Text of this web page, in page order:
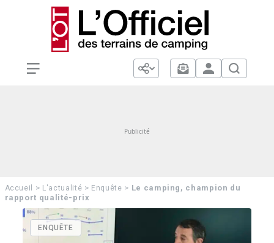
Accueil > L'actualité > Enquête > Le camping, champion du
rapport qualité-prix
ENQUÊTE